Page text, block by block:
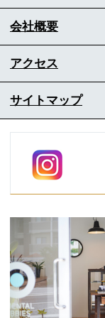
会社概要
アクセス
サイトマップ